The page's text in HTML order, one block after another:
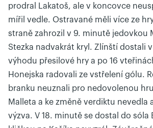
prodral Lakatoš, ale v koncovce
mířil vedle. Ostravané měli více ze
straně zahrozil v 9. minutě jedovkou
Stezka nadvakrát kryl. Zlínští dostali
výhodu přesilové hry a po 16
Honejska radovali ze vstřelení gólu.
branku neuznali pro nedovolenou
Malleta a ke změně verdiktu nevedla
výzva. V 18. minutě se dostal do sóla